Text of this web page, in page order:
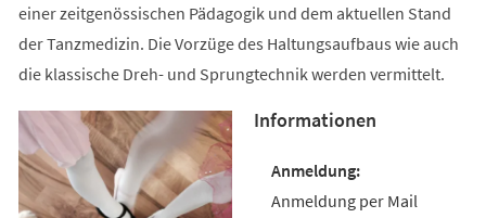
einer zeitgenössischen Pädagogik und dem aktuellen Stand
der Tanzmedizin. Die Vorzüge des Haltungsaufbaus wie auch
die klassische Dreh- und Sprungtechnik werden vermittelt.
Informationen
Anmeldung per Mail